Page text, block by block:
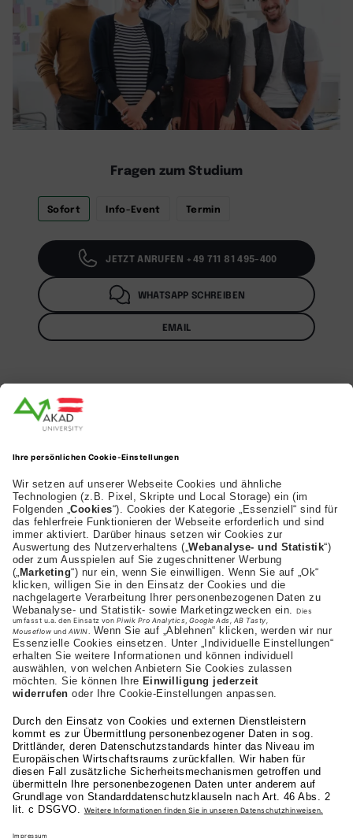
Fragen zum Studium
Sofort Info-Event Termin
JETZT ANRUFEN +49 711 81 495-400
WHATSAPP SCHREIBEN
EMAIL
AKAD Bildungsgesellschaft mbH
Heilbronner Strasse 86
70191 Stuttgart
+43 (0) 664-1972282
Studienangebot
Fakultäten
AKAD